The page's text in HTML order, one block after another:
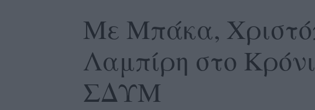
Με Μπάκα,
Λαμπίρη στο
ΣΔΥΜ